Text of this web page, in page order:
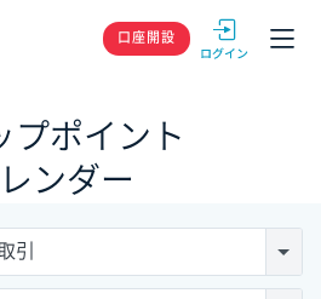
GMOクリック
口座開設
プポイント
ンダー
引